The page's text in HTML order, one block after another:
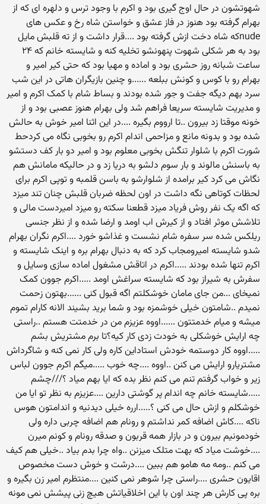
شهوتشون در حال اوج گیری بود و اکرم با وجود ترس و دلهره ای که از
بهرام گرفته بود هنوز در فاز عشق و خواستن شاه رخ و عکس های
nudeکه شاه دخت ازش گرفته بود ....قرار داشت و از ته قلبش مایل
بود به هر شکلی شهوت پنهونشو تخلیه کنه و شایسته خانم که ۲۴
ساعت شبانه روز حشری بود و اماده و مهیا بود که حتی کیر امیر و
بهرام رو با کوس و کونش ببلعه ......و چنین بازیگران هاتی در این شب
سرد بهم دیگه جفت و جور شده بودند و بساط شام با کمک اکرم و امیر
و مدیریت شایسته سریعا فراهم شد ولی بهرام هنوز عصبی بود و از
خونه موقتا زد بیرون ..تا ارووم بگیره ....در این اثنا امیر خوش به حالش
شده بود و بدونه مانع و مزاحمی اندام اکرم رو بخوبی نگاه می کردحط
شورت اکرم با شلوار تنگش بخوبی معلوم بود و امیر دو بار کف دستشو
به باسنش مالوند و بار سوم دلشو به دریا زد و در حالیکه مامانش هم
نگاش می کرد کیر برامده از شلوارشو به باسن قلمبه و توپی اکرم برای
لحظات کوتاهی نگه داشت در اون لحظه ضربان قلبش چنان تند میزد
که اگه یک نفر روش فریاد میزد قطعنا سکته رو میزد امیردست مالی و
تلاشش موثر افتاد و از کیرش اب اومد و ارضا شده و از نظر جنسی
ریلکس شده سر سفره شام نشست و غذاشو خورد ....اکرم نگران بهرام
شدو شایسته امیرومجاب کرد که به دنبال بهرام بره و اینک شایسته و
اکرم تنها شده بودند .....اکرم در اتاقش مشغول اماده سازی وسایل و
سفرش به شیراز بود که شایسته سراغش اومد .....اکرم جوون کمک
نمیخای ...من جای مامان خوشکلتم اگه قبول کنی ......بهتون زحمت
نمیدم ..شامتون خیلی خوشمزه بود و شما برید بشیند الانه کارام تموم
میشه و میام خدمتتون ......اووه عزیزم من در خدمتت هستم ..راستی
چه ارایش خوشکلی به خودت زدی کار کیه؟تا برم مشتریش بشم
.....اووه کار دوستمه خودش استاداین کاره ولی کار نمی کنه و شاگرداش
مشتریارو ارایش می کنن ..اووه ....چه خوب .....میگم اکرم جوون لباس
زیر و خواب گرفتم تنم می کنم نظر بده که ایا بهم میاد ؟///چشم
.....شایسته خانم چه اندام پر گوشتی دارین ....عزیزم به نظر تو ایا من
خوشکلم و ازش حال می کنی ؟.....ارره خیلی دیدنیه و اندامتون هوس
ناکه ....کاش اضافه کمر نداشتم و رونام هم اضافه چربی داره ولی
خودمونیم بیرون و در بازار همه قربون و صدقه رونام و کونم میرن
....خوشت میاد که بهت متلک میزنن ..واه چرا بدم بیاد ..خیلی هم کیف
می کنم ..ومه مه هامو هم ببین ....درشت و خوش دست مخصوص
اقایون حشری ....راستی چرا شوهر نمی کنین ....منتظرم امیر زن بگیره و
بره پی کارش هر چند اون با این اخلاقیاتش هیچ زنی پیشش نمی مونه